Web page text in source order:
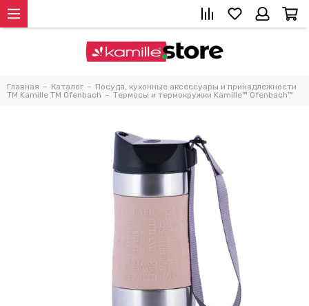
Главная Каталог
Посуда, кухонные аксессуары и принадлежности
TM Kamille TM Ofenbach
Термосы и термокружки Kamille™ Ofenbach™